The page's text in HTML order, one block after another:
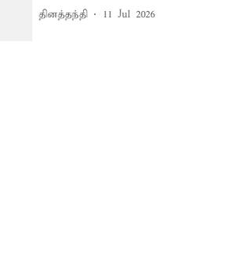
தினத்தந்தி 11 Jul 2026